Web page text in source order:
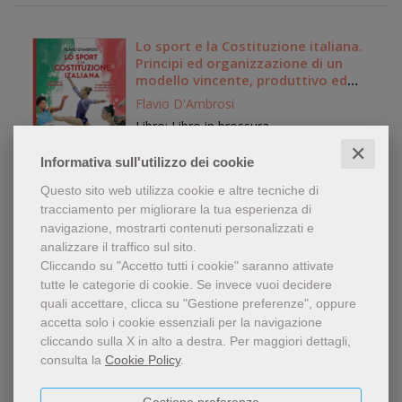
Informativa sull'utilizzo dei cookie ✕
Questo sito web utilizza cookie e altre tecniche di
tracciamento per migliorare la tua esperienza di
navigazione, mostrarti contenuti personalizzati e
analizzare il traffico sul sito.
Cliccando su "Accetto tutti i cookie" saranno attivate
tutte le categorie di cookie. Se invece vuoi decidere
quali accettare, clicca su "Gestione preferenze", oppure
accetta solo i cookie essenziali per la navigazione
cliccando sulla X in alto a destra. Per maggiori dettagli,
consulta la Cookie Policy.
Lo sport e la Costituzione italiana.
Principi ed organizzazione di un
modello vincente, produttivo ed
inclusivo
Flavio D'Ambrosi
Libro: Libro in brossura
anno edizione: 2026
19,90 €
«Pars quota» e apporzionamento.
Contributo allo studio sulla natura
complessa della divisione
Roberto Calvo